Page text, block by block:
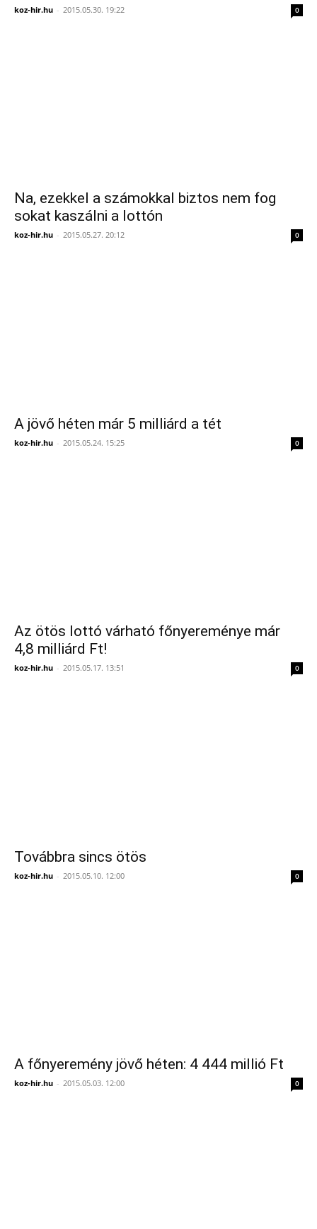
koz-hir.hu - 2015.05.30. 19:22 0
Na, ezekkel a számokkal biztos nem fog
sokat kaszálni a lottón
koz-hir.hu - 2015.05.27. 20:12 0
A jövő héten már 5 milliárd a tét
koz-hir.hu - 2015.05.24. 15:25 0
Az ötös lottó várható főnyereménye már
4,8 milliárd Ft!
koz-hir.hu - 2015.05.17. 13:51 0
Továbbra sincs ötös
koz-hir.hu - 2015.05.10. 12:00 0
A főnyeremény jövő héten: 4 444 millió Ft
koz-hir.hu - 2015.05.03. 12:00 0